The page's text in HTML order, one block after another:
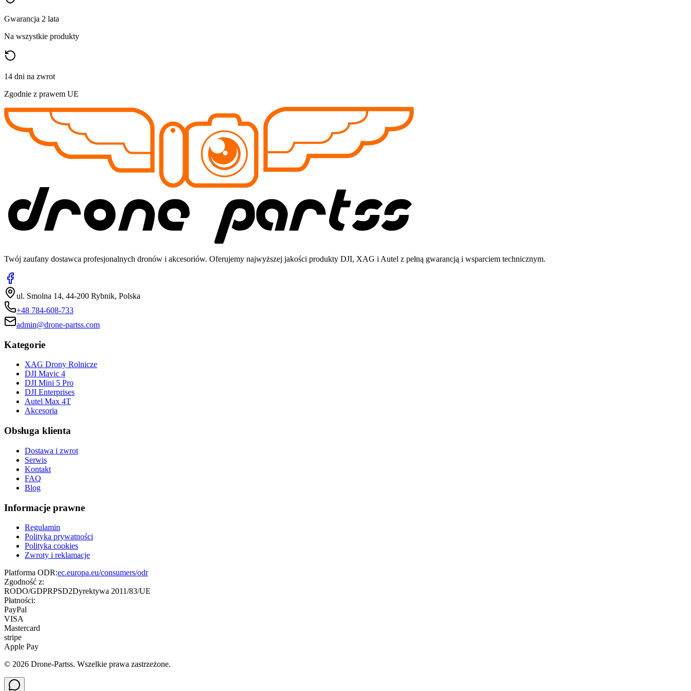
Gwarancja 2 lata
Na wszystkie produkty
14 dni na zwrot
Zgodnie z prawem UE
Twój zaufany dostawca profesjonalnych dronów i akcesoriów. Oferujemy najwyższej jakości produkty DJI, XAG i Autel z pełną gwarancją i wsparciem technicznym.
ul. Smolna 14, 44-200 Rybnik, Polska
+48 784-608-733
admin@drone-partss.com
Kategorie
XAG Drony Rolnicze
DJI Mavic 4
DJI Mini 5 Pro
DJI Enterprises
Autel Max 4T
Akcesoria
Obsługa klienta
Dostawa i zwrot
Serwis
Kontakt
FAQ
Blog
Informacje prawne
Regulamin
Polityka prywatności
Polityka cookies
Zwroty i reklamacje
Platforma ODR:ec.europa.eu/consumers/odr
Zgodność z:
RODO/GDPRPSD2Dyrektywa 2011/83/UE
Płatności:
PayPal
VISA
Mastercard
stripe
Apple Pay
© 2026 Drone-Partss. Wszelkie prawa zastrzeżone.